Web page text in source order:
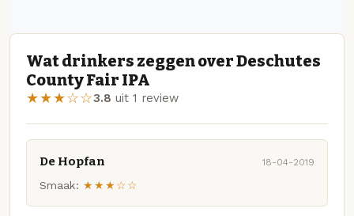
Wat drinkers zeggen over Deschutes
County Fair IPA
★★★☆☆3.8 uit 1 review
De Hopfan 18-04-2019
Smaak: ★★★☆☆